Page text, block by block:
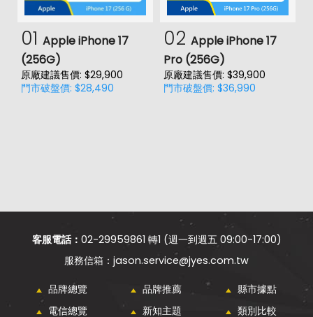
01 Apple iPhone 17
(256G)
原廠建議售價: $29,900
門市破盤價: $28,490
02 Apple iPhone 17
Pro (256G)
原廠建議售價: $39,900
門市破盤價: $36,990
客服電話： 02-29959861 轉1 (週一到週五 09:00-17:00)
jason.service@jyes.com.tw
品牌總覽 品牌推薦
縣市據點
電信總覽
新知主題 類別比較